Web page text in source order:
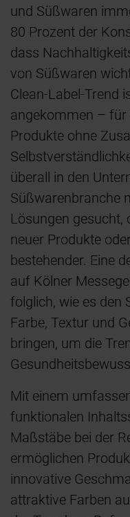
und Süßwaren
80 Prozent der
dass
von Süßwaren
Clean-Label-Trend
angekommen – für
Produkte ohne
überall in den
Süßwarenbranche
Lösungen gesucht,
neuer Produkte
bestehender. Eine
auf Kölner
folglich, wie es den
Farbe, Textur und
bringen, um die
Mit einem
funktionalen
Maßstäbe bei der
ermöglichen
innovative
attraktive Farben